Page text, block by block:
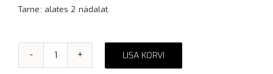
Tarne: alates 2 nädalat.
Mellow
LISA KORVI
Alternative: